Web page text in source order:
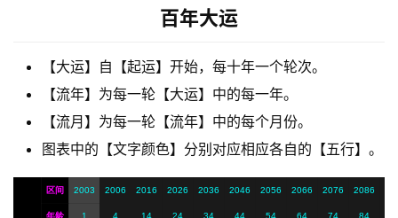
务
会
百年大运
【大运】自【起运】开始，每十年一个轮次。
【流年】为每一轮【大运】中的每一年。
【流月】为每一轮【流年】中的每个月份。
图表中的【文字颜色】分别对应相应各自的【五行】。
区间 2003 2006 2016 2026 2036 2046 2056 2066 2076 2086
年龄 1 4 14 24 34 44 54 64 74 84